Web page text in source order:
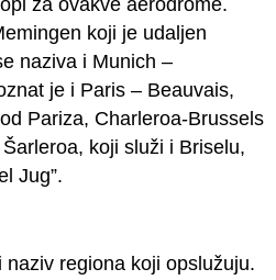
za ovakve aerodrome.
koji je udaljen
naziva i Munich –
je i Paris – Beauvais,
Pariza, Charleroa-Brussels
koji služi i Briselu,
Jug”.
regiona koji opslužuju.